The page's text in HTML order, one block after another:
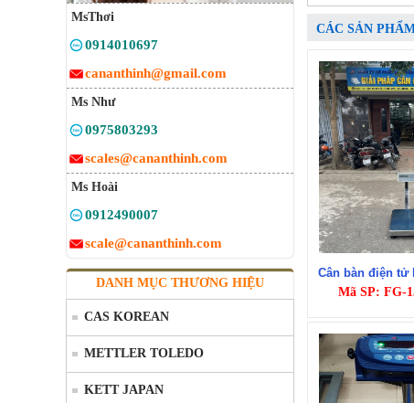
MsThơi
0914010697
cananthinh@gmail.com
Ms Như
0975803293
scales@cananthinh.com
Ms Hoài
0912490007
scale@cananthinh.com
DANH MỤC THƯƠNG HIỆU
CAS KOREAN
METTLER TOLEDO
KETT JAPAN
CÁC SẢN
Cân bàn điện tử
Mã SP: FG-